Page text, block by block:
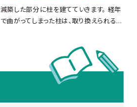
減築した部分に柱を建てていきます。 経年
で曲がってしまった柱は、取り換えられる...